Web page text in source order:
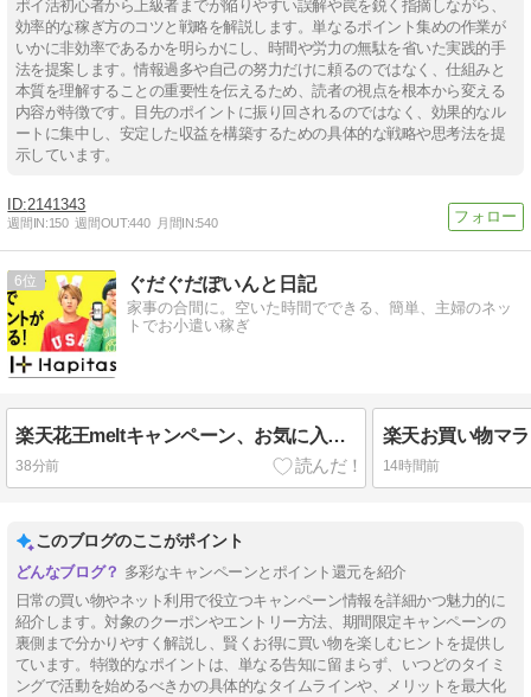
ポイ活初心者から上級者までが陥りやすい誤解や罠を鋭く指摘しながら、
効率的な稼ぎ方のコツと戦略を解説します。単なるポイント集めの作業が
いかに非効率であるかを明らかにし、時間や労力の無駄を省いた実践的手
法を提案します。情報過多や自己の努力だけに頼るのではなく、仕組みと
本質を理解することの重要性を伝えるため、読者の視点を根本から変える
内容が特徴です。目先のポイントに振り回されるのではなく、効果的なル
ートに集中し、安定した収益を構築するための具体的な戦略や思考法を提
示しています。
2141343
週間IN:150 週間OUT:440 月間IN:540
6 ぐだぐだぽいんと日記
家事の合間に。空いた時間でできる、簡単、主婦のネッ
トでお小遣い稼ぎ
楽天花王meltキャンペーン、お気に入り登録で楽天ポイント30万ポイントを山分けプレゼント。8/17 9:59まで。
38分前 14時間前
このブログのここがポイント
多彩なキャンペーンとポイント還元を紹介
日常の買い物やネット利用で役立つキャンペーン情報を詳細かつ魅力的に
紹介します。対象のクーポンやエントリー方法、期間限定キャンペーンの
裏側まで分かりやすく解説し、賢くお得に買い物を楽しむヒントを提供し
ています。特徴的なポイントは、単なる告知に留まらず、いつどのタイミ
ングで活動を始めるべきかの具体的なタイムラインや、メリットを最大化